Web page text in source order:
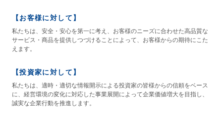
【お客様に対して】
私たちは、安全・安心を第一に考え、お客様のニーズに合わせた高品質な
サービス・商品を提供しつづけることによって、お客様からの期待にこた
えます。
【投資家に対して】
私たちは、適時・適切な情報開示による投資家の皆様からの信頼をベース
に、経営環境の変化に対応した事業展開によって企業価値増大を目指し、
誠実な企業行動を推進します。